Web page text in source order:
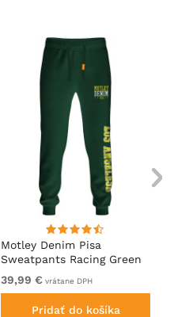
Motley Denim Pisa
Sweatpants Racing Green
39,99 € vrátane DPH
Pridať do košíka